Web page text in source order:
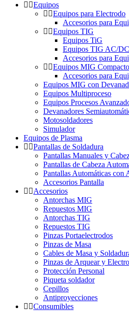
Equipos
Equipos para Electrodo
Accesorios para
Equipos TIG
Equipos TiG
Equipos TIG AC/DC
Accesorios para
Equipos MIG
Accesorios para
Equipos MIG con
Equipos Multiproceso
Equipos Procesos
Devanadores
Motosoldadores
Simulador
Equipos de Plasma
Pantallas de Soldadura
Pantallas Manuales y
Pantallas de Cabeza
Pantallas Automáticas con
Accesorios Pantalla
Accesorios
Antorchas MIG
Repuestos MIG
Antorchas TIG
Repuestos TIG
Pinzas Portaelectrodos
Pinzas de Masa
Cables de Masa y
Pinzas de Arquear y
Protección Personal
Piqueta soldador
Cepillos
Antiproyecciones
Consumibles